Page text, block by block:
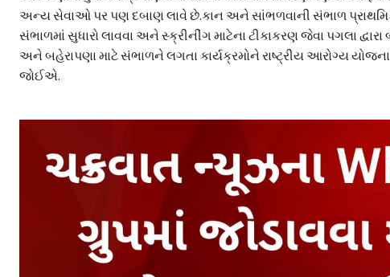
અન્ય સેવાઓ પર પણ દબાણ લાવે છે.કાન અને સાંભળવાની સંભાળ
સંભાળમાં સુધારો લાવવા અને સ્ક્રીનીંગ માટેના ટીકાકરણ જેવા પગલા
અને બહેરાપણા માટે સંભાળને લગતા કાર્યક્રમોને રાષ્ટ્રીય આરોગ્ય
જોઈએ.